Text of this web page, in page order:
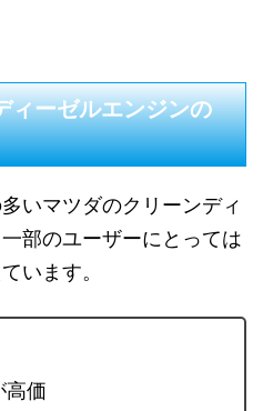
ィーゼルエンジンの
いマツダのクリーンディ
部のユーザーにとっては
います。
高価